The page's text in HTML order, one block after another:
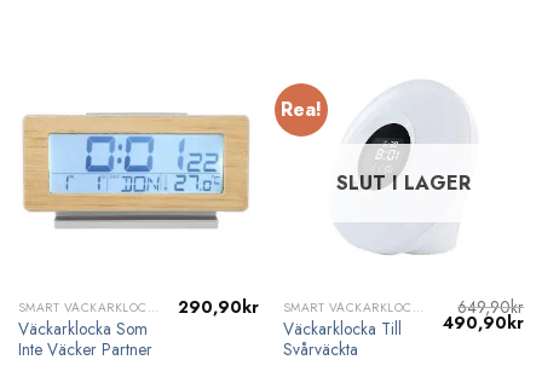
SMART VÄCKARKLOCKA
Väckarklocka Som
Inte Väcker Partner
290,90kr
Rea!
SLUT I LAGER
SMART VÄCKARKLOCKA
Väckarklocka Till
Svårväckta
649,90kr
Det
ursprungliga
490,90kr